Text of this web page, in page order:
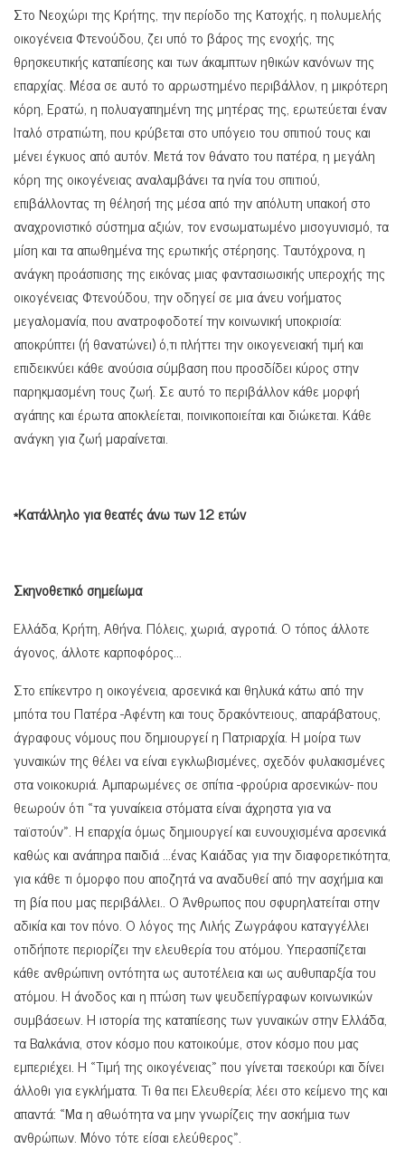
Στο Νεοχώρι της Κρήτης, την περίοδο της Κατοχής, η πολυμελής
οικογένεια Φτενούδου, ζει υπό το βάρος της ενοχής, της
θρησκευτικής καταπίεσης και των άκαμπτων ηθικών κανόνων της
επαρχίας. Μέσα σε αυτό το αρρωστημένο περιβάλλον, η μικρότερη
κόρη, Ερατώ, η πολυαγαπημένη της μητέρας της, ερωτεύεται έναν
Ιταλό στρατιώτη, που κρύβεται στο υπόγειο του σπιτιού τους και
μένει έγκυος από αυτόν. Μετά τον θάνατο του πατέρα, η μεγάλη
κόρη της οικογένειας αναλαμβάνει τα ηνία του σπιτιού,
επιβάλλοντας τη θέλησή της μέσα από την απόλυτη υπακοή στο
αναχρονιστικό σύστημα αξιών, τον ενσωματωμένο μισογυνισμό, τα
μίση και τα απωθημένα της ερωτικής στέρησης. Ταυτόχρονα, η
ανάγκη προάσπισης της εικόνας μιας φαντασιωσικής υπεροχής της
οικογένειας Φτενούδου, την οδηγεί σε μια άνευ νοήματος
μεγαλομανία, που ανατροφοδοτεί την κοινωνική υποκρισία:
αποκρύπτει (ή θανατώνει) ό,τι πλήττει την οικογενειακή τιμή και
επιδεικνύει κάθε ανούσια σύμβαση που προσδίδει κύρος στην
παρηκμασμένη τους ζωή. Σε αυτό το περιβάλλον κάθε μορφή
αγάπης και έρωτα αποκλείεται, ποινικοποιείται και διώκεται. Κάθε
ανάγκη για ζωή μαραίνεται.
*Κατάλληλο για θεατές άνω των 12 ετών
Σκηνοθετικό σημείωμα
Ελλάδα, Κρήτη, Αθήνα. Πόλεις, χωριά, αγροτιά. Ο τόπος άλλοτε
άγονος, άλλοτε καρποφόρος…
Στο επίκεντρο η οικογένεια, αρσενικά και θηλυκά κάτω από την
μπότα του Πατέρα -Αφέντη και τους δρακόντειους, απαράβατους,
άγραφους νόμους που δημιουργεί η Πατριαρχία. Η μοίρα των
γυναικών της θέλει να είναι εγκλωβισμένες, σχεδόν φυλακισμένες
στα νοικοκυριά. Αμπαρωμένες σε σπίτια -φρούρια αρσενικών- που
θεωρούν ότι «τα γυναίκεια στόματα είναι άχρηστα για να
ταϊστούν». Η επαρχία όμως δημιουργεί και ευνουχισμένα αρσενικά
καθώς και ανάπηρα παιδιά …ένας Καιάδας για την διαφορετικότητα,
για κάθε τι όμορφο που αποζητά να αναδυθεί από την ασχήμια και
τη βία που μας περιβάλλει.. Ο Άνθρωπος που σφυρηλατείται στην
αδικία και τον πόνο. Ο λόγος της Λιλής Ζωγράφου καταγγέλλει
οτιδήποτε περιορίζει την ελευθερία του ατόμου. Υπερασπίζεται
κάθε ανθρώπινη οντότητα ως αυτοτέλεια και ως αυθυπαρξία του
ατόμου. Η άνοδος και η πτώση των ψευδεπίγραφων κοινωνικών
συμβάσεων. Η ιστορία της καταπίεσης των γυναικών στην Ελλάδα,
τα Βαλκάνια, στον κόσμο που κατοικούμε, στον κόσμο που μας
εμπεριέχει. Η «Τιμή της οικογένειας» που γίνεται τσεκούρι και δίνει
άλλοθι για εγκλήματα. Τι θα πει Ελευθερία; λέει στο κείμενο της και
απαντά: «Μα η αθωότητα να μην γνωρίζεις την ασκήμια των
ανθρώπων. Μόνο τότε είσαι ελεύθερος».